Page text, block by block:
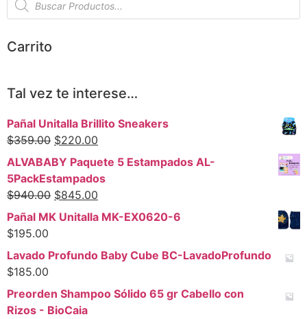
Carrito
Tal vez te interese…
Pañal Unitalla Brillito Sneakers
$359.00 $220.00
ALVABABY Paquete 5 Estampados AL-
5PackEstampados
$940.00 $845.00
Pañal MK Unitalla MK-EX0620-6
$195.00
Lavado Profundo Baby Cube BC-LavadoProfundo
$185.00
Preorden Shampoo Sólido 65 gr Cabello con
Rizos - BioCaia